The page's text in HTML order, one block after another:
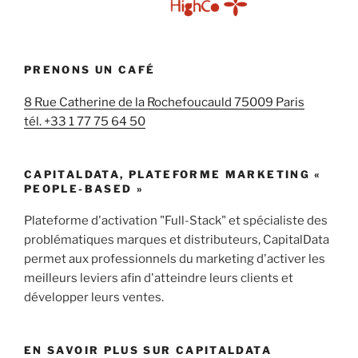
PRENONS UN CAFÉ
8 Rue Catherine de la Rochefoucauld 75009 Paris
tél. +33 1 77 75 64 50
CAPITALDATA, PLATEFORME MARKETING «
PEOPLE-BASED »
Plateforme d'activation "Full-Stack" et spécialiste des
problématiques marques et distributeurs, CapitalData
permet aux professionnels du marketing d'activer les
meilleurs leviers afin d'atteindre leurs clients et
développer leurs ventes.
EN SAVOIR PLUS SUR CAPITALDATA